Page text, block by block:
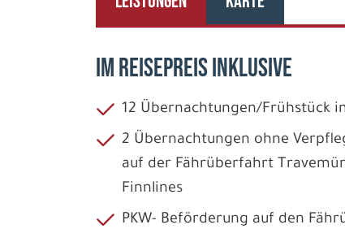
IM REISEPREIS INKLUSIVE
12 Übernachtungen/Frühstück
2 Übernachtungen ohne
auf der Fährüberfahrt
Finnlines
PKW- Beförderung auf den